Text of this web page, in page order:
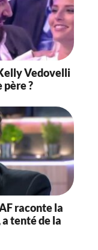
Vedovelli
père ?
raconte la
a tenté de la